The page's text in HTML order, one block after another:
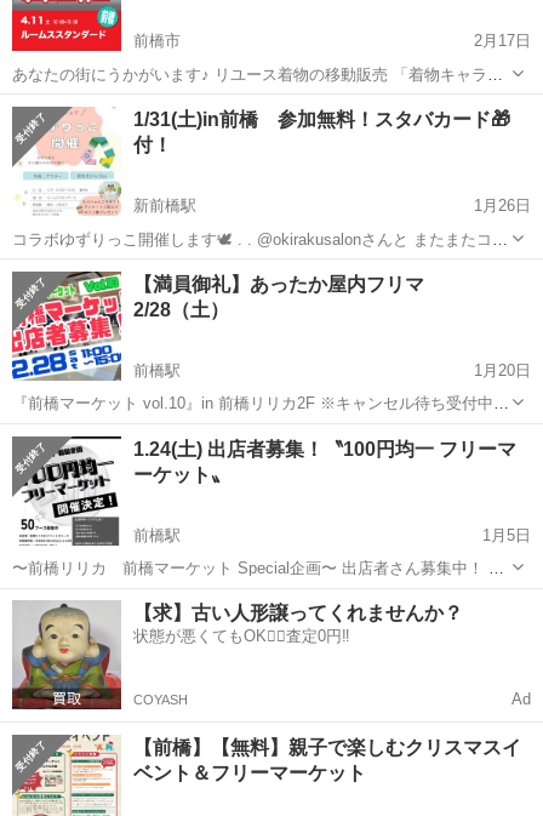
前橋市
2月17日
あなたの街にうかがいます♪ リユース着物の移動販売 「着物キャラバ
ン」です。 着物キャラバンin前橋 【日時】 4/11（土）10時～15時
【場所】 ルームススタンダード 群馬県前橋市元総社...
群馬 前橋市 フリーマーケット リユース
1/31(土)in前橋 参加無料！スタバカード🎁
付！
新前橋駅
1月26日
コラボゆずりっこ開催します🕊️ . . @okirakusalonさんと またまたコラ
ボします！ . 来場してアンケートに 答えていただくだけで ギフト券を
もらえます☕ . . お友達とご参加お待ちしてます✌️ 冬...
群馬 前橋市 新前橋駅 フリーマーケット
【満員御礼】あったか屋内フリマ
2/28（土）
前橋駅
1月20日
『前橋マーケット vol.10』in 前橋リリカ2F ※キャンセル待ち受付中
（若干名さま） 〜お申込みは直接〝Handmade Rocca〟へ〜 （前橋リ
リカ2F フリマ会場隣の店舗） ◎ハンドメイド・雑貨・古着・...
群馬 前橋市 前橋駅 フリーマーケット フリマ
1.24(土) 出店者募集！〝100円均一 フリーマ
ーケット〟
前橋駅
1月5日
〜前橋リリカ 前橋マーケット Special企画〜 出店者さん募集中！ 開
催日時 1月24日（土）11〜15時（冬時間） ◎出店料 ¥2,000 ◎ブー
スサイズ 3m×3m（変形サイズ有） ※タープ不可 ◎開催時間...
群馬 前橋市 前橋駅 フリーマーケット
【求】古い人形譲ってくれませんか？
状態が悪くてもOK🙆‍♀️査定0円‼️
COYASH Ad
【前橋】【無料】親子で楽しむクリスマスイ
ベント＆フリーマーケット